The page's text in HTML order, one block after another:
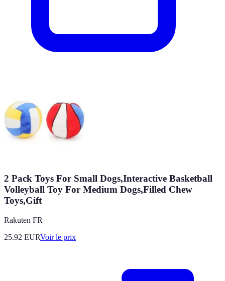
2 Pack Toys For Small Dogs,Interactive Basketball
Volleyball Toy For Medium Dogs,Filled Chew
Toys,Gift
Rakuten FR
25.92 EURVoir le prix